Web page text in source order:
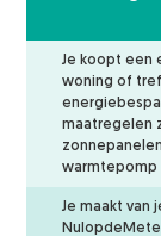
Je koopt een
woning of
maatregelen
warmtepomp
Je maakt van